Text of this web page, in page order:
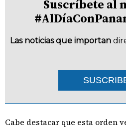
Suscríbete al
Las noticias que importan
Cabe destacar que esta orden